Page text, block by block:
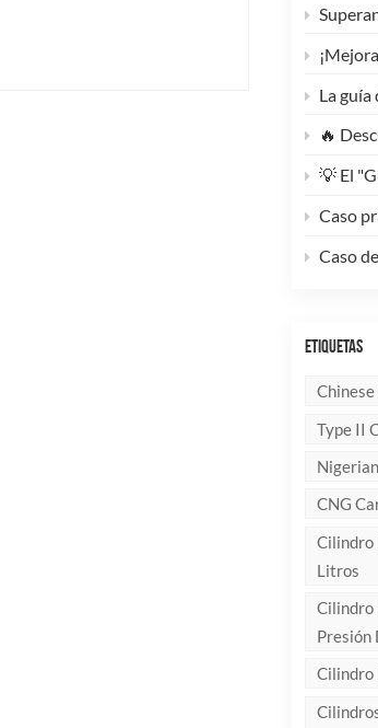
Superando los límites de
¡Mejora tu
La guía definitiva para la conversión
🔥 Descubre el futuro
💡 El "Guardián de la Seguridad" del
Caso práctico: Cómo
Caso de éxito:
ETIQUETAS
Type II
CNG
Cilindro
Litros
Cilindro
Presión
Cilindro